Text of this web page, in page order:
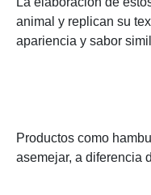
animal y replican su
apariencia y sabor
Productos como
asemejar, a diferencia